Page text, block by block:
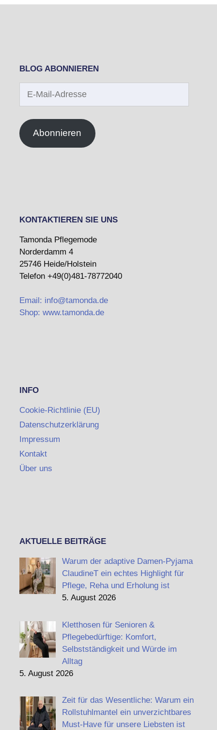
BLOG ABONNIEREN
Abonnieren
KONTAKTIEREN SIE UNS
Tamonda Pflegemode
Norderdamm 4
25746 Heide/Holstein
Telefon +49(0)481-78772040
Email: info@tamonda.de
Shop: www.tamonda.de
INFO
Cookie-Richtlinie (EU)
Datenschutzerklärung
Impressum
Kontakt
Über uns
AKTUELLE BEITRÄGE
Warum der adaptive Damen-Pyjama
ClaudineT ein echtes Highlight für
Pflege, Reha und Erholung ist
5. August 2026
Kletthosen für Senioren &
Pflegebedürftige: Komfort,
Selbstständigkeit und Würde im
Alltag
5. August 2026
Zeit für das Wesentliche: Warum ein
Rollstuhlmantel ein unverzichtbares
Must-Have für unsere Liebsten ist